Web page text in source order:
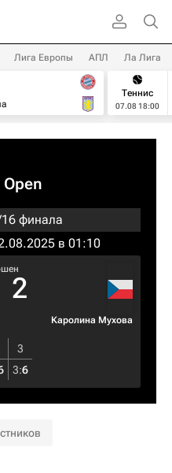
Лига Европы АПЛ Ла Лига
Теннис
07.08 18:00
финала
в 01:10
2
Каролина Мухова
3
3:6